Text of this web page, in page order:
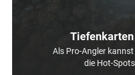
Als Pro-Angler
die Hot-